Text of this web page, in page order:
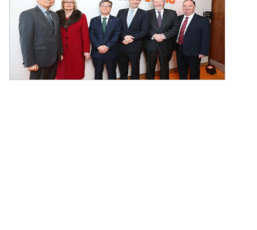
(Michael D’Arcy) 아일랜드 재정부 국무장관,
허강일 주 아일랜드 한국대사 등이 참석해
아일랜드 내 첫 한국기업의 제약사업 진출을
축하했다.